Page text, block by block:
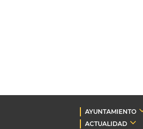
AYUNTAMIENTO
ACTUALIDAD